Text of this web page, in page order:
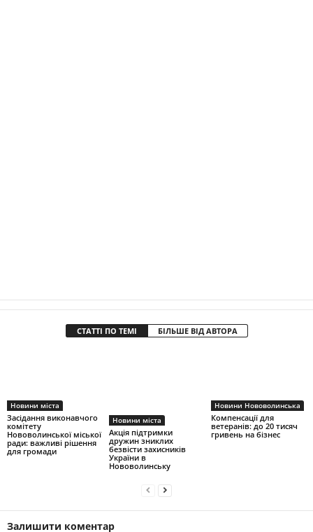
СТАТТІ ПО ТЕМІ БІЛЬШЕ ВІД АВТОРА
Новини міста
Засідання виконавчого
комітету
Нововолинської міської
ради: важливі рішення
для громади
Новини міста
Акція підтримки
дружин зниклих
безвісти захисників
України в
Нововолинську
Новини Нововолинська
Компенсації для
ветеранів: до 20 тисяч
гривень на бізнес
Залишити коментар